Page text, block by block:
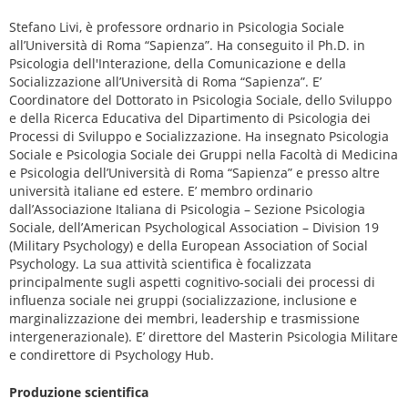
Stefano Livi, è professore ordnario in Psicologia Sociale
all’Università di Roma “Sapienza”. Ha conseguito il Ph.D. in
Psicologia dell'Interazione, della Comunicazione e della
Socializzazione all’Università di Roma “Sapienza”. E’
Coordinatore del Dottorato in Psicologia Sociale, dello Sviluppo
e della Ricerca Educativa del Dipartimento di Psicologia dei
Processi di Sviluppo e Socializzazione. Ha insegnato Psicologia
Sociale e Psicologia Sociale dei Gruppi nella Facoltà di Medicina
e Psicologia dell’Università di Roma “Sapienza” e presso altre
università italiane ed estere. E’ membro ordinario
dall’Associazione Italiana di Psicologia – Sezione Psicologia
Sociale, dell’American Psychological Association – Division 19
(Military Psychology) e della European Association of Social
Psychology. La sua attività scientifica è focalizzata
principalmente sugli aspetti cognitivo-sociali dei processi di
influenza sociale nei gruppi (socializzazione, inclusione e
marginalizzazione dei membri, leadership e trasmissione
intergenerazionale). E’ direttore del Masterin Psicologia Militare
e condirettore di Psychology Hub.
Produzione scientifica